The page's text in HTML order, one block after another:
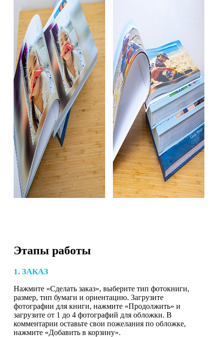
Этапы работы
1. ЗАКАЗ
Нажмите «Сделать заказ», выберите тип фотокниги,
размер, тип бумаги и ориентацию. Загрузите
фотографии для книги, нажмите «Продолжить» и
загрузите от 1 до 4 фотографий для обложки. В
комментарии оставьте свои пожелания по обложке,
нажмите «Добавить в корзину».